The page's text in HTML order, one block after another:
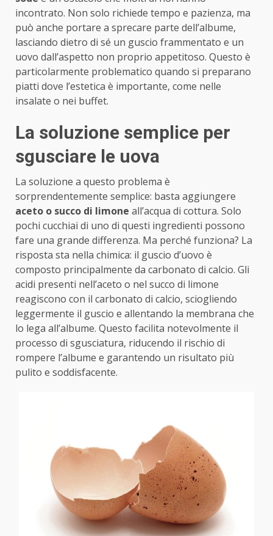
incontrato. Non solo richiede tempo e pazienza, ma
può anche portare a sprecare parte dell’albume,
lasciando dietro di sé un guscio frammentato e un
uovo dall’aspetto non proprio appetitoso. Questo è
particolarmente problematico quando si preparano
piatti dove l’estetica è importante, come nelle
insalate o nei buffet.
La soluzione semplice per
sgusciare le uova
La soluzione a questo problema è
sorprendentemente semplice: basta aggiungere
aceto o succo di limone all’acqua di cottura. Solo
pochi cucchiai di uno di questi ingredienti possono
fare una grande differenza. Ma perché funziona? La
risposta sta nella chimica: il guscio d’uovo è
composto principalmente da carbonato di calcio. Gli
acidi presenti nell’aceto o nel succo di limone
reagiscono con il carbonato di calcio, sciogliendo
leggermente il guscio e allentando la membrana che
lo lega all’albume. Questo facilita notevolmente il
processo di sgusciatura, riducendo il rischio di
rompere l’albume e garantendo un risultato più
pulito e soddisfacente.